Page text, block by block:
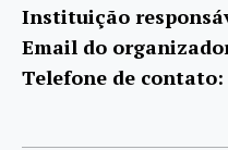
Instituição
Email do
Telefone de contato: